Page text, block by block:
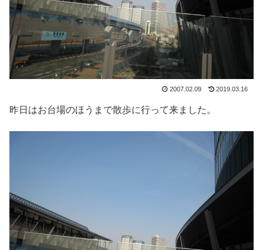
2007.02.09 2019.03.16
昨日はお台場のほうまで散歩に行って来ました。